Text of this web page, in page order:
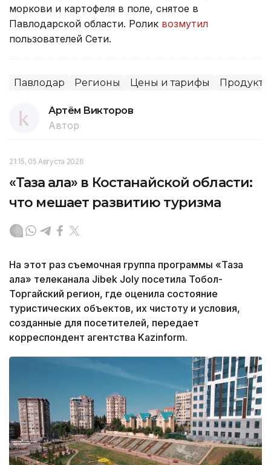
моркови и картофеля в поле, снятое в
Павлодарской области. Ролик возмутил
пользователей Сети.
Павлодар Регионы Цены и тарифы Продукты
Артём Викторов
Автор
21:15, 05 Августа 2026
«Таза қала» в Костанайской области:
что мешает развитию туризма
На этот раз съемочная группа программы «Таза
қала» телеканала Jibek Joly посетила Тобол-
Торгайский регион, где оценила состояние
туристических объектов, их чистоту и условия,
созданные для посетителей, передает
корреспондент агентства Kazinform.